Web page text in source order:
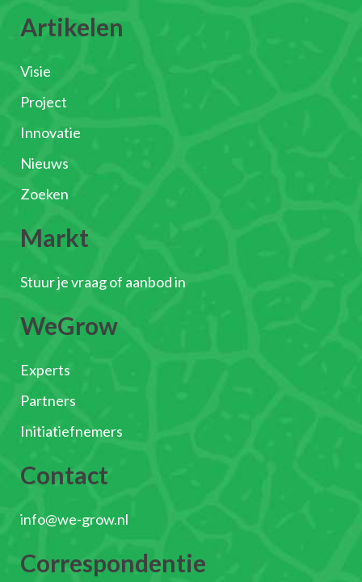
Artikelen
Visie
Project
Innovatie
Nieuws
Zoeken
Markt
Stuur je vraag of aanbod in
WeGrow
Experts
Partners
Initiatiefnemers
Contact
info@we-grow.nl
Correspondentie